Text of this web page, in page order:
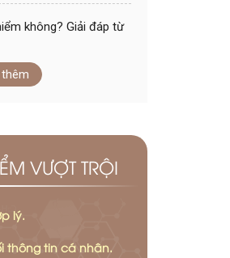
không? Giải đáp từ
VƯỢT TRỘI
lý.
thông tin cá nhân.